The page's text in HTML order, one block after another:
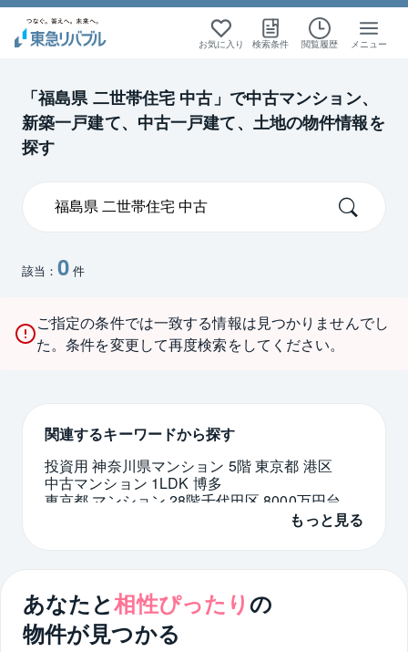
お気に入り 検索条件 閲覧履歴 メニュー
「福島県 二世帯住宅 中古」で中古マンション、
新築一戸建て、中古一戸建て、土地の物件情報を
探す
該当： 0 件
ご指定の条件では一致する情報は見つかりませんでし
た。条件を変更して再度検索をしてください。
関連するキーワードから探す
投資用 神奈川県マンション 5階 東京都 港区
中古マンション 1LDK 博多
東京都 マンション 28階千代田区 8000万円台
もっと見る
あなたと相性ぴったり の
物件が見つかる